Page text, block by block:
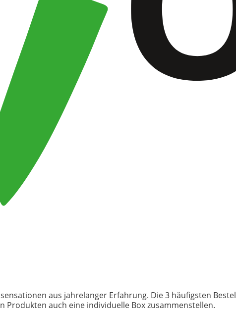
aus jahrelanger Erfahrung. Die 3 häufigsten
auch eine individuelle Box zusammenstellen.